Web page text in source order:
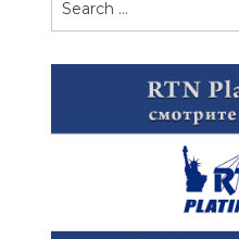
for: